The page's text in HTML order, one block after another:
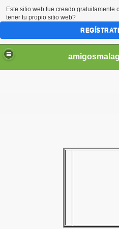
Este sitio web fue creado gratuitamente
tener tu propio sitio web?